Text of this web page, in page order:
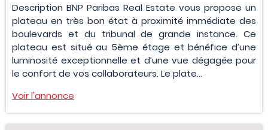
Description BNP Paribas Real Estate vous propose un
plateau en très bon état à proximité immédiate des
boulevards et du tribunal de grande instance. Ce
plateau est situé au 5ème étage et bénéfice d’une
luminosité exceptionnelle et d’une vue dégagée pour
le confort de vos collaborateurs. Le plate...
Voir l'annonce